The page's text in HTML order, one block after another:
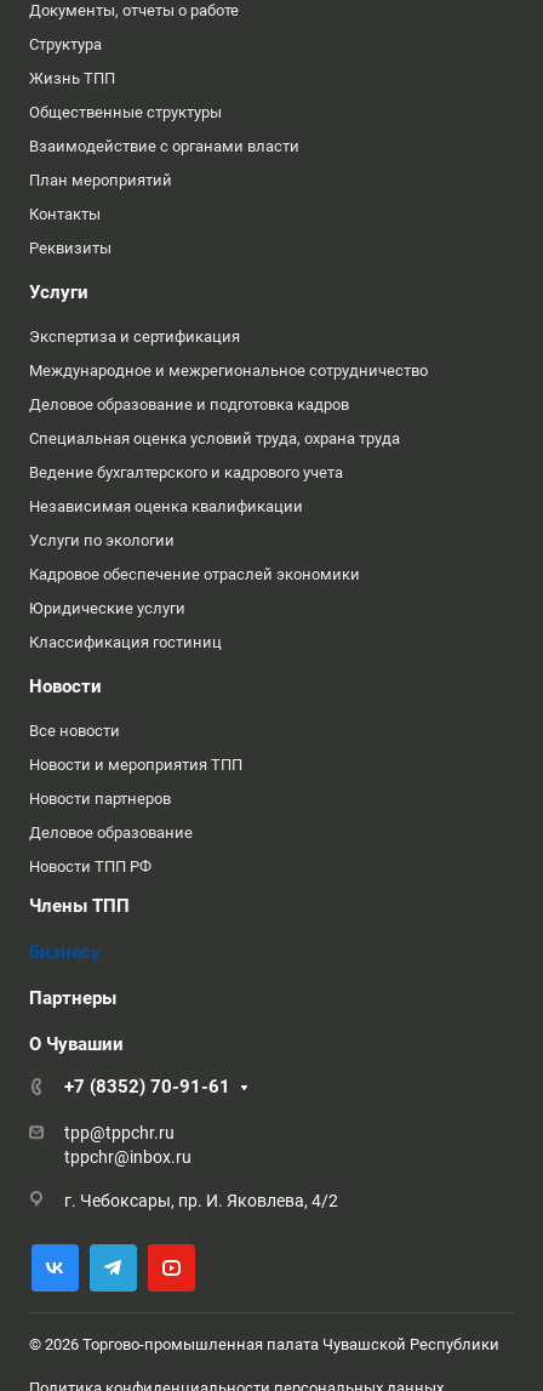
Документы, отчеты о работе
Структура
Жизнь ТПП
Общественные структуры
Взаимодействие с органами власти
План мероприятий
Контакты
Реквизиты
Услуги
Экспертиза и сертификация
Международное и межрегиональное сотрудничество
Деловое образование и подготовка кадров
Специальная оценка условий труда, охрана труда
Ведение бухгалтерского и кадрового учета
Независимая оценка квалификации
Услуги по экологии
Кадровое обеспечение отраслей экономики
Юридические услуги
Классификация гостиниц
Новости
Все новости
Новости и мероприятия ТПП
Новости партнеров
Деловое образование
Новости ТПП РФ
Члены ТПП
Бизнесу
Партнеры
О Чувашии
+7 (8352) 70-91-61
tpp@tppchr.ru
tppchr@inbox.ru
г. Чебоксары, пр. И. Яковлева, 4/2
© 2026 Торгово-промышленная палата Чувашской Республики